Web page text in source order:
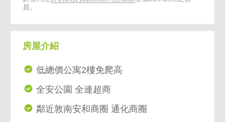
員。
房屋介紹
低總價公寓2樓免爬高
全安公園 全連超商
鄰近敦南安和商圈 通化商圈